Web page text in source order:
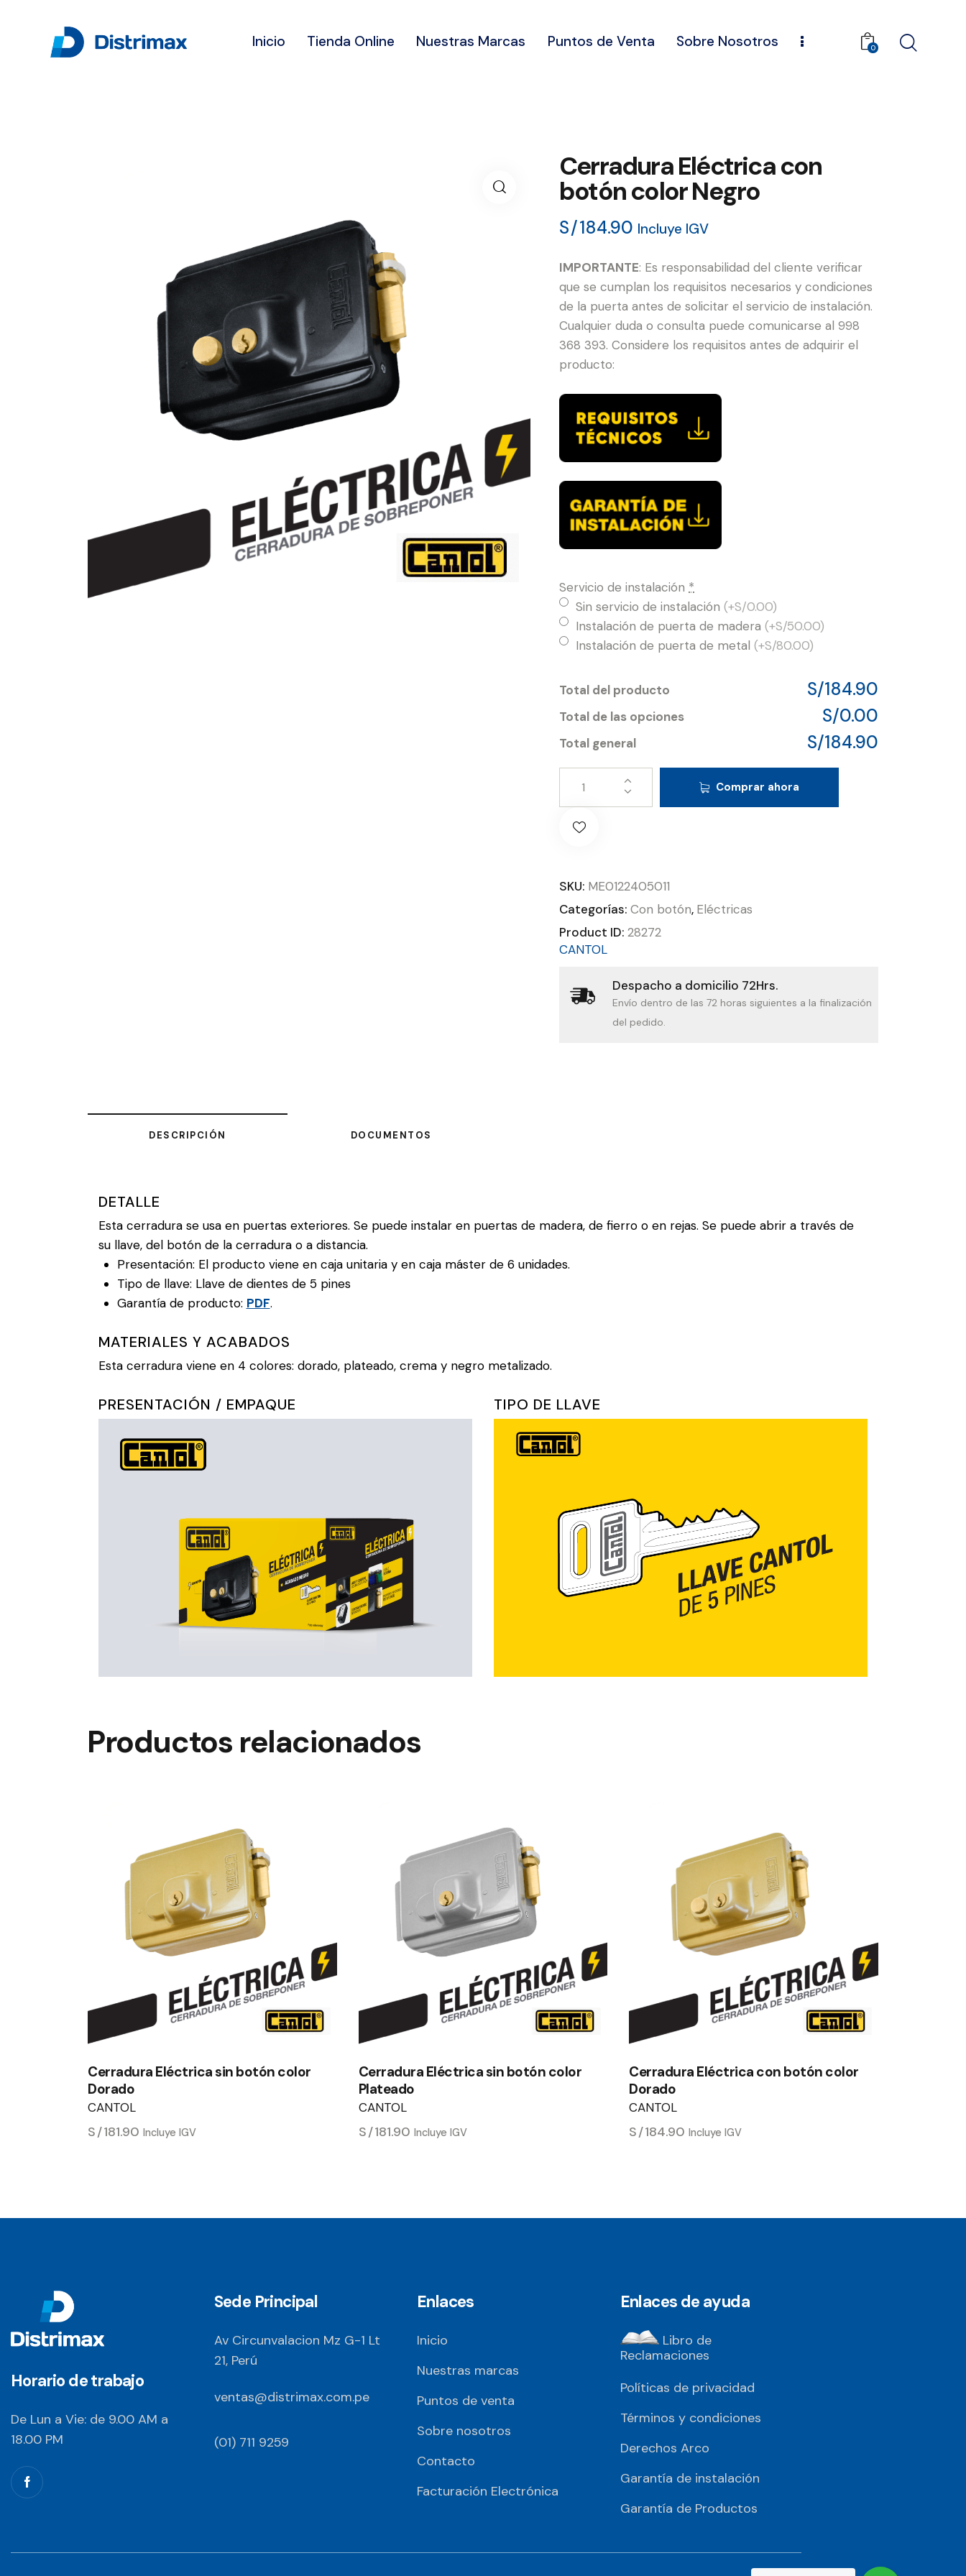
Inicio Tienda Online Nuestras Marcas Puntos de Venta Sobre Nosotros 0
Cerradura Eléctrica con
botón color Negro
S/184.90 Incluye IGV
IMPORTANTE: Es responsabilidad del cliente verificar
que se cumplan los requisitos necesarios y condiciones
de la puerta antes de solicitar el servicio de instalación.
Cualquier duda o consulta puede comunicarse al 998
368 393. Considere los requisitos antes de adquirir el
producto:
Servicio de instalación *
Sin servicio de instalación (+S/0.00)
Instalación de puerta de madera (+S/50.00)
Instalación de puerta de metal (+S/80.00)
Total del producto S/184.90
Total de las opciones S/0.00
Total general S/184.90
Comprar ahora
SKU: ME0122405011
Categorías: Con botón, Eléctricas
Product ID: 28272
CANTOL
Despacho a domicilio 72Hrs.
Envío dentro de las 72 horas siguientes a la finalización
del pedido.
DESCRIPCIÓN DOCUMENTOS
DETALLE
Esta cerradura se usa en puertas exteriores. Se puede instalar en puertas de madera, de fierro o en rejas. Se puede abrir a través de
su llave, del botón de la cerradura o a distancia.
Presentación: El producto viene en caja unitaria y en caja máster de 6 unidades.
Tipo de llave: Llave de dientes de 5 pines
Garantía de producto: PDF.
MATERIALES Y ACABADOS
Esta cerradura viene en 4 colores: dorado, plateado, crema y negro metalizado.
PRESENTACIÓN / EMPAQUE TIPO DE LLAVE
Productos relacionados
Cerradura Eléctrica sin botón color
Dorado
CANTOL
S/181.90 Incluye IGV
Cerradura Eléctrica sin botón color
Plateado
CANTOL
S/181.90 Incluye IGV
Cerradura Eléctrica con botón color
Dorado
CANTOL
S/184.90 Incluye IGV
Horario de trabajo
De Lun a Vie: de 9.00 AM a
18.00 PM
Sede Principal
Av Circunvalacion Mz G-1 Lt
21, Perú
ventas@distrimax.com.pe
(01) 711 9259
Enlaces
Inicio
Nuestras marcas
Puntos de venta
Sobre nosotros
Contacto
Facturación Electrónica
Enlaces de ayuda
Libro de
Reclamaciones
Políticas de privacidad
Términos y condiciones
Derechos Arco
Garantía de instalación
Garantía de Productos